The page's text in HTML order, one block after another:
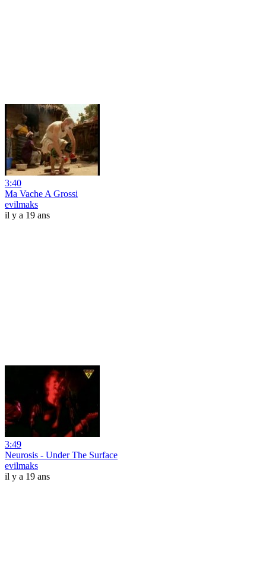
3:40
Ma Vache A Grossi
evilmaks
il y a 19 ans
3:49
Neurosis - Under The Surface
evilmaks
il y a 19 ans